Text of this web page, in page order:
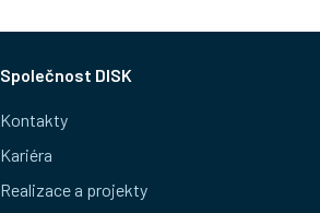
Společnost DISK
Kontakty
Kariéra
Realizace a projekty